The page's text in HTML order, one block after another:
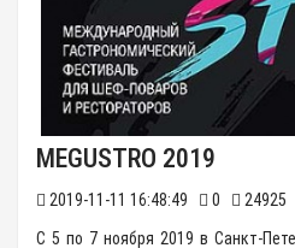
MEGUSTRO 2019
2019-11-11 16:48:49 0
24925
С 5 по 7 ноября 2019 в Санкт-